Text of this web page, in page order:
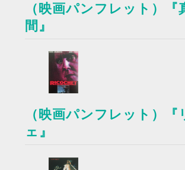
（映画パンフレット）『
間』
（映画パンフレット）『
ェ』